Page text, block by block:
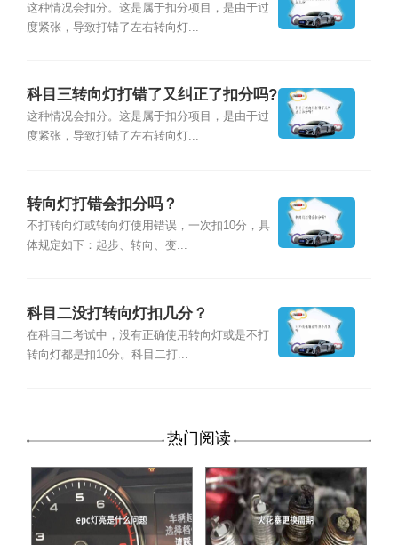
这种情况会扣分。这是属于扣分项目，是由于过
度紧张，导致打错了左右转向灯...
科目三转向灯打错了又纠正了扣分吗?
这种情况会扣分。这是属于扣分项目，是由于过
度紧张，导致打错了左右转向灯...
转向灯打错会扣分吗？
不打转向灯或转向灯使用错误，一次扣10分，具
体规定如下：起步、转向、变...
科目二没打转向灯扣几分？
在科目二考试中，没有正确使用转向灯或是不打
转向灯都是扣10分。科目二打...
热门阅读